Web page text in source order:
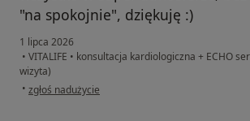
"na spokojnie", dziękuję :)
1 lipca 2026
• VITALIFE • konsultacja kardiologiczna + ECHO
wizyta)
• w opinii użytkownika EZ
zgłoś nadużycie